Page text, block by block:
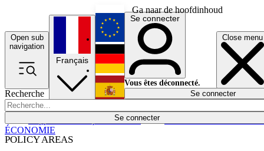
Ga naar de hoofdinhoud
Open sub
navigation
Close menu
Recherche
Se connecter
POLICY AREAS
Économie
Français
English
Deutsch
Español
Se connecter
Vous êtes déconnecté.
Se connecter
ÉCONOMIE